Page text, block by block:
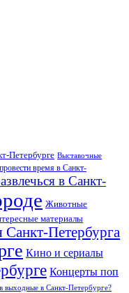
Петербурге Выставочные
время в Санкт-
в Санкт-
Животные
материалы
Петербурга
Кино и сериалы
Концерты поп
выходные в Санкт-Петербурге?